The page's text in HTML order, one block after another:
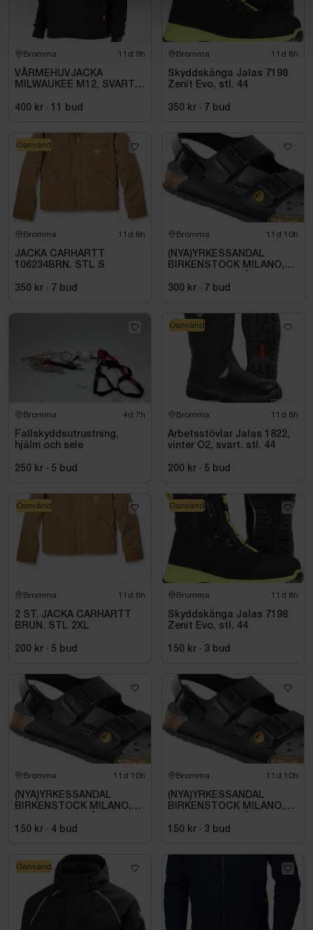
Bromma 11d 9h
VÄRMEHUVJACKA
MILWAUKEE M12, SVART
400 kr · 11 bud
Bromma 11d 8h
Skyddskänga Jalas 7198
Zenit Evo, stl. 44
350 kr · 7 bud
Bromma 11d 8h
JACKA CARHARTT
106234BRN. STL S
350 kr · 7 bud
Oanvänd
Bromma 11d 10h
(NYA)YRKESSANDAL
BIRKENSTOCK MILANO,
SVART. STL 42
300 kr · 7 bud
Bromma 4d 7h
Fallskyddsutrustning,
hjälm och sele
250 kr · 5 bud
Bromma 11d 8h
Arbetsstövlar Jalas 1822,
vinter O2, svart. stl. 44
200 kr · 5 bud
Oanvänd
Bromma 11d 8h
2 ST. JACKA CARHARTT
BRUN. STL 2XL
200 kr · 5 bud
Oanvänd
Bromma 11d 8h
Skyddskänga Jalas 7198
Zenit Evo, stl. 44
150 kr · 3 bud
Oanvänd
Bromma 11d 10h
(NYA)YRKESSANDAL
BIRKENSTOCK MILANO,
SVART. STL 42
150 kr · 4 bud
Bromma 11d 10h
(NYA)YRKESSANDAL
BIRKENSTOCK MILANO,
SVART. STL 42
150 kr · 3 bud
Oanvänd